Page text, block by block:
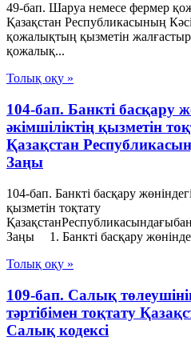
49-бап. Шаруа немесе фермер
Қазақстан Республикасының
қожалықтың қызметiн
қожалық...
Толық оқу »
104-бап. Банкті басқару
әкімшіліктің қызметін
Қазақстан
Заңы
104-бап. Банкті басқару
қызметін тоқтату
Заңы 1. Банкті басқару
Толық оқу »
109-бап. Салық
тәртібімен тоқтату
Салық кодексі